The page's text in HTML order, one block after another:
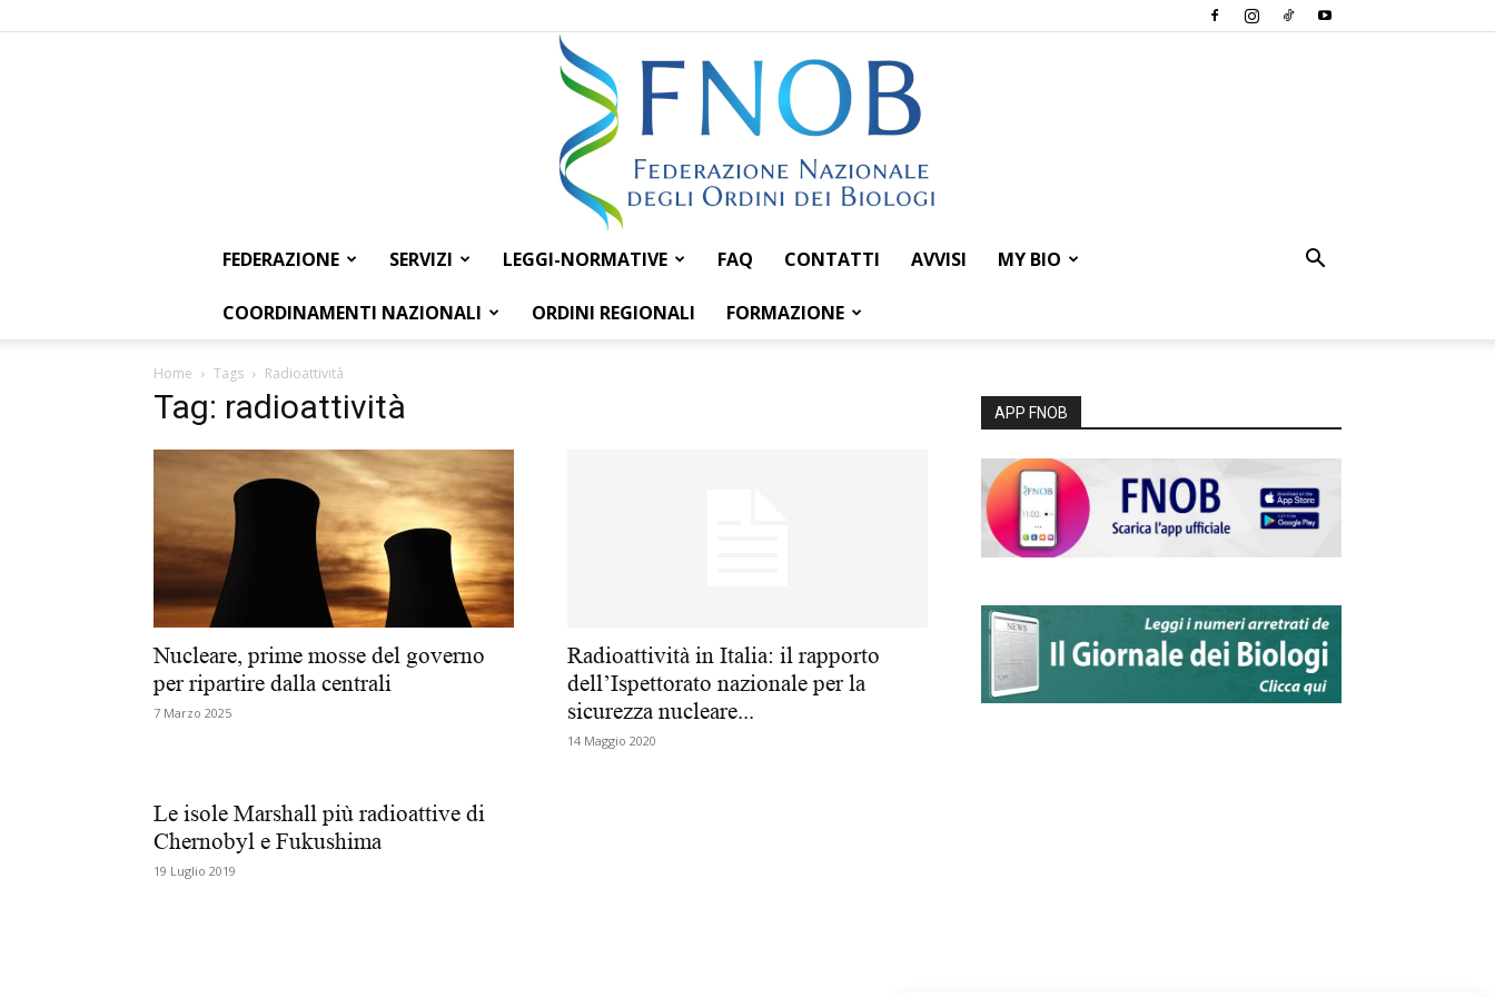
Federazione
FEDERAZIONE SERVIZI LEGGI-NORMATIVE FAQ CONTATTI AVVISI MY BIO
COORDINAMENTI NAZIONALI ORDINI REGIONALI FORMAZIONE
Home Tags Radioattività
Tag: radioattività
Nucleare, prime mosse del governo
per ripartire dalla centrali
7 Marzo 2025
Radioattività in Italia: il rapporto
dell’Ispettorato nazionale per la
sicurezza nucleare...
14 Maggio 2020
Le isole Marshall più radioattive di
Chernobyl e Fukushima
19 Luglio 2019
APP FNOB